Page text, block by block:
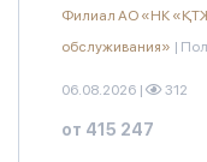
Филиал АО «НК
обслуживания» |
06.08.2026 | 312
от 415 247